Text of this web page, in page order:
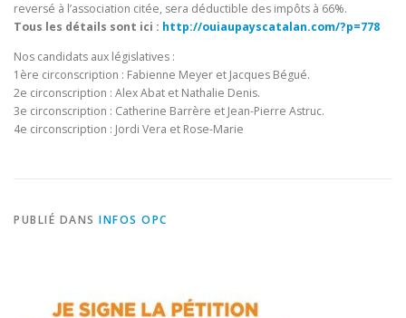
reversé à l’association citée, sera déductible des impôts à 66%.
Tous les détails sont ici : http://ouiaupayscatalan.com/?p=778
Nos candidats aux législatives :
1ère circonscription : Fabienne Meyer et Jacques Bégué.
2e circonscription : Alex Abat et Nathalie Denis.
3e circonscription : Catherine Barrère et Jean-Pierre Astruc.
4e circonscription : Jordi Vera et Rose-Marie
PUBLIÉ DANS INFOS OPC